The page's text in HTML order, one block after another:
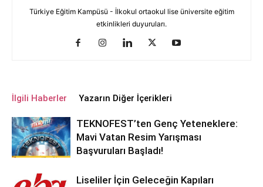
Türkiye Eğitim Kampüsü - İlkokul ortaokul lise üniversite eğitim
etkinlikleri duyuruları.
İlgili Haberler Yazarın Diğer İçerikleri
TEKNOFEST’ten Genç Yeteneklere:
Mavi Vatan Resim Yarışması
Başvuruları Başladı!
Liseliler İçin Geleceğin Kapıları